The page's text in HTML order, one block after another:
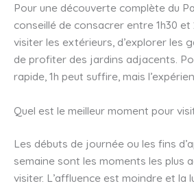
Pour une découverte complète du
conseillé de consacrer entre 1h30 et
visiter les extérieurs, d’explorer les
de profiter des jardins adjacents.
rapide, 1h peut suffire, mais
Quel est le meilleur moment pour
Les débuts de journée ou les fins
semaine sont les moments les plus
visiter. L’affluence est moindre et la